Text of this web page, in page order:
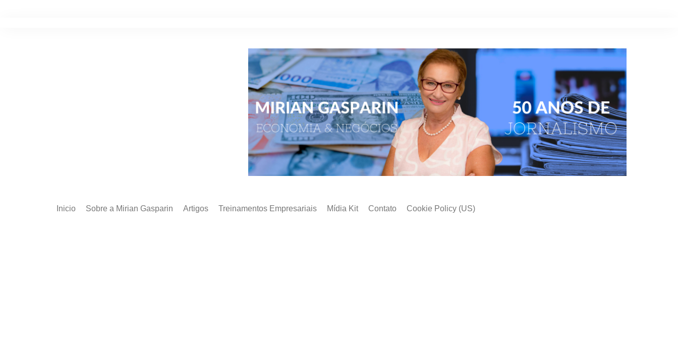
Inicio Sobre a Mirian Gasparin Artigos Treinamentos Empresariais Mídia Kit Contato Cookie Policy (US)